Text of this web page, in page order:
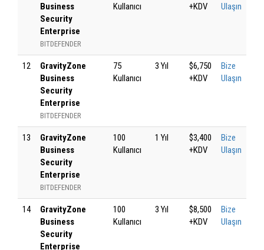
Business
Security
Enterprise
BITDEFENDER
Kullanıcı
+KDV
Ulaşın
12
GravityZone
Business
Security
Enterprise
BITDEFENDER
75
Kullanıcı
3 Yıl
$6,750
+KDV
Bize
Ulaşın
13
GravityZone
Business
Security
Enterprise
BITDEFENDER
100
Kullanıcı
1 Yıl
$3,400
+KDV
Bize
Ulaşın
14
GravityZone
Business
Security
Enterprise
100
Kullanıcı
3 Yıl
$8,500
+KDV
Bize
Ulaşın